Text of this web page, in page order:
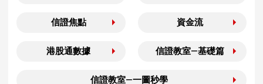
信證焦點 資金流
港股通數據 信證教室—基礎篇
信證教室—一圖秒學